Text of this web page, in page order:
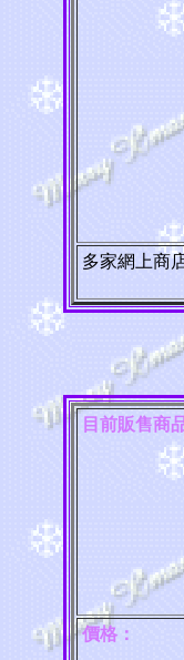
多家網上商
目前販售商
價格：